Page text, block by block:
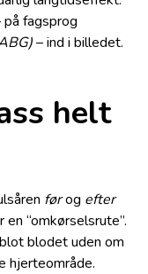
på fagsprog
– ind i billedet.
helt
førog efter
“omkørselsrute”.
blodet uden om
hjerteområde.